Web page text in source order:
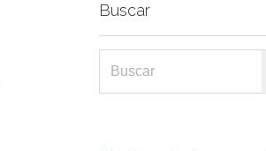
Buscar